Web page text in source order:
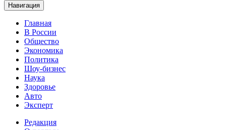
Навигация
Главная
В России
Общество
Экономика
Политика
Шоу-бизнес
Наука
Здоровье
Авто
Эксперт
Редакция